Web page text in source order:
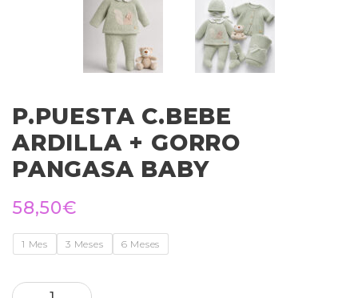
P.PUESTA C.BEBE
ARDILLA + GORRO
PANGASA BABY
58,50€
1 Mes 3 Meses 6 Meses